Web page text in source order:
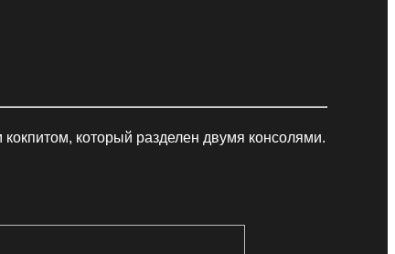
который разделен двумя консолями.